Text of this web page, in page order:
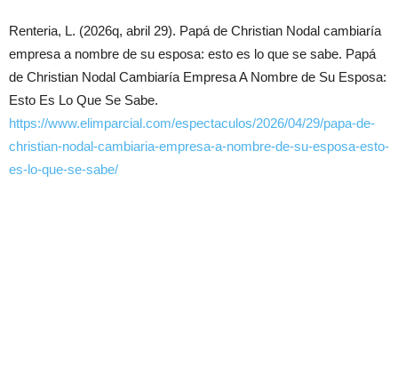
Renteria, L. (2026q, abril 29). Papá de Christian Nodal cambiaría
empresa a nombre de su esposa: esto es lo que se sabe. Papá
de Christian Nodal Cambiaría Empresa A Nombre de Su Esposa:
Esto Es Lo Que Se Sabe.
https://www.elimparcial.com/espectaculos/2026/04/29/papa-de-
christian-nodal-cambiaria-empresa-a-nombre-de-su-esposa-esto-
es-lo-que-se-sabe/